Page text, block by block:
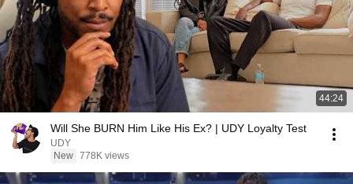
44:24
Will She BURN Him Like His Ex? | UDY Loyalty Test
UDY
New 778K views